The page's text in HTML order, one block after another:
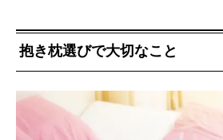
抱き枕選びで大切なこと